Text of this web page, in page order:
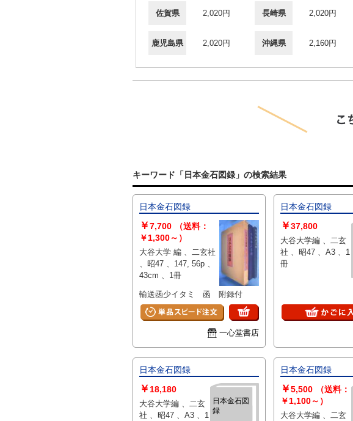
佐賀県 2,020円 長崎県 2,020円
鹿児島県 2,020円 沖縄県 2,160円
キーワード「日本金石図録」の検索結果
日本金石図録
￥7,700
（送料：
￥1,300～）
大谷大学 編 、二玄社
、昭47 、147, 56p 、
43cm 、1冊
輸送函少イタミ 函 附録付
一心堂書店
日本金石図録
￥37,800
大谷大学編 、二玄
社 、昭47 、A3 、1
冊
日本金石図録
日本金石図
録
￥ 18,180
大谷大学編 、二玄
社 、昭47 、A3 、1
日本金石図録
￥5,500
（送料：
￥1,100～）
大谷大学編 、二玄